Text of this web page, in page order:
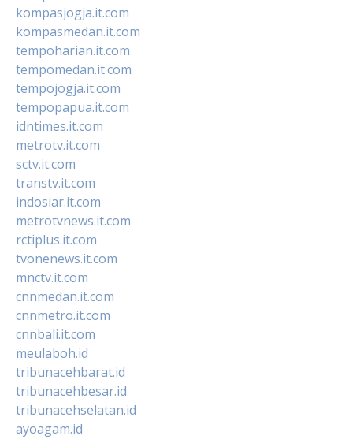
kompasjogja.it.com
kompasmedan.it.com
tempoharian.it.com
tempomedan.it.com
tempojogja.it.com
tempopapua.it.com
idntimes.it.com
metrotv.it.com
sctv.it.com
transtv.it.com
indosiar.it.com
metrotvnews.it.com
rctiplus.it.com
tvonenews.it.com
mnctv.it.com
cnnmedan.it.com
cnnmetro.it.com
cnnbali.it.com
meulaboh.id
tribunacehbarat.id
tribunacehbesar.id
tribunacehselatan.id
ayoagam.id